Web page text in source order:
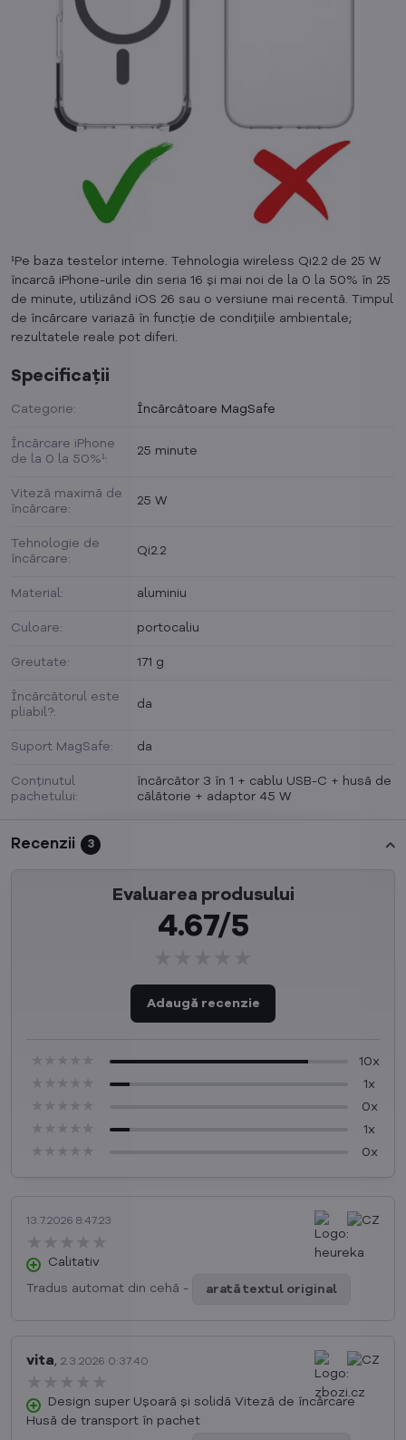
¹Pe baza testelor interne. Tehnologia wireless Qi2.2 de 25 W
încarcă iPhone-urile din seria 16 și mai noi de la 0 la 50% în 25
de minute, utilizând iOS 26 sau o versiune mai recentă. Timpul
de încărcare variază în funcție de condițiile ambientale;
rezultatele reale pot diferi.
Specificații
Categorie: Încărcătoare MagSafe
Încărcare iPhone
de la 0 la 50%¹:
25 minute
Viteză maximă de
încărcare:
25 W
Tehnologie de
încărcare:
Qi2.2
Material: aluminiu
Culoare: portocaliu
Greutate: 171 g
Încărcătorul este
pliabil?:
da
Suport MagSafe: da
Conținutul
pachetului:
încărcător 3 în 1 + cablu USB-C + husă de
călătorie + adaptor 45 W
Recenzii 3
Evaluarea produsului
4.67/5
Adaugă recenzie
10x
1x
0x
1x
0x
13.7.2026 8:47.23
Calitativ
Tradus automat din cehă - arată textul original
vita, 2.3.2026 0:37.40
Design super Ușoară și solidă Viteză de încărcare
Husă de transport în pachet